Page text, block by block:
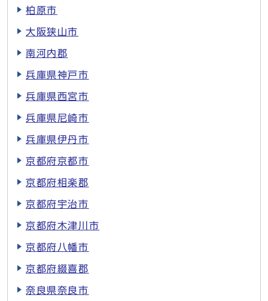
柏原市
大阪狭山市
南河内郡
兵庫県神戸市
兵庫県西宮市
兵庫県尼崎市
兵庫県伊丹市
京都府京都市
京都府相楽郡
京都府宇治市
京都府木津川市
京都府八幡市
京都府綴喜郡
奈良県奈良市